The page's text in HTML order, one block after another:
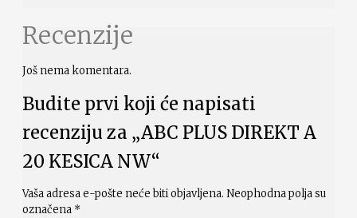
Recenzije
Još nema komentara.
Budite prvi koji će napisati
recenziju za „ABC PLUS DIREKT A
20 KESICA NW“
Vaša adresa e-pošte neće biti objavljena. Neophodna polja su
označena *